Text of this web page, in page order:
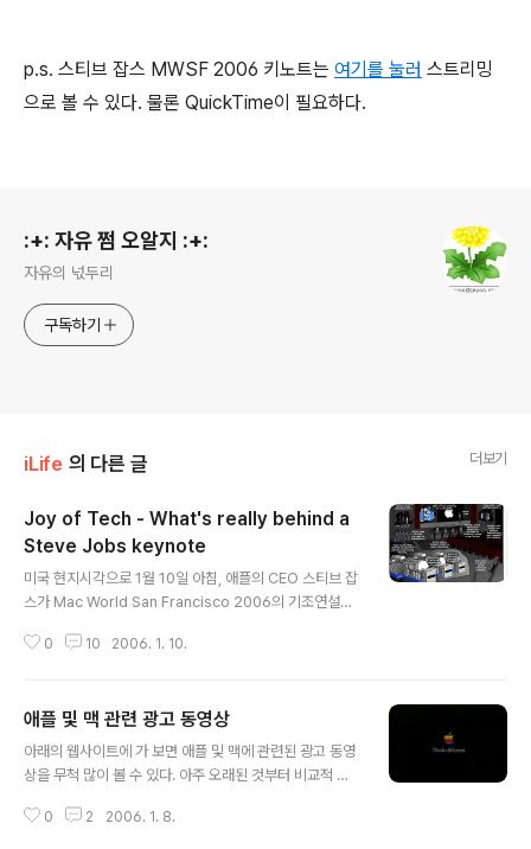
p.s. 스티브 잡스 MWSF 2006 키노트는 여기를 눌러 스트리밍
으로 볼 수 있다. 물론 QuickTime이 필요하다.
:+: 자유 쩜 오알지 :+:
자유의 넋두리
구독하기
iLife 의 다른 글 더보기
Joy of Tech - What's really behind a
Steve Jobs keynote
미국 현지시각으로 1월 10일 아침, 애플의 CEO 스티브 잡
스가 Mac World San Francisco 2006의 기조연설을
련 카툰으로 유명한 Joy of Tech에서 스티브 잡스의 키
누구나 다 머리를 끄덕이게 만드는 만화다. 작년 6월 WW
DC(World Wide Developer Conference)에서 애플
의 세 번째 이주인 PowerPC에서 Intel로의 이동이 발표
루머들이 떠돌고 있지만, 사실은 다섯 시간 후 잡스의 키노
0 10 2006. 1. 10.
애플 및 맥 관련 광고 동영상
아래의 웹사이트에 가 보면 애플 및 맥에 관련된 광고 동영
상을 무척 많이 볼 수 있다. 아주 오래된 것부터 비교적 최
이라면 아주 재미있게 볼 수 있을 것이다. http://www.es
0 2 2006. 1. 8.